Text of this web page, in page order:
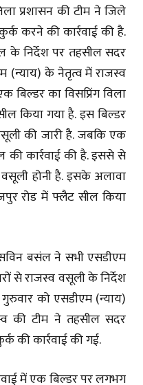
प्रशासन की टीम ने जिले
करने की कार्रवाई की है.
के निर्देश पर तहसील सदर
(न्याय) के नेतृत्व में राजस्व
बिल्डर का विसप्रिंग विला
किया गया है. इस बिल्डर
की जारी है. जबकि एक
की कार्रवाई की है. इससे से
होनी है. इसके अलावा
रोड में फ्लैट सील किया
बसंल ने सभी एसडीएम
से राजस्व वसूली के निर्देश
को एसडीएम (न्याय)
की टीम ने तहसील सदर
की कार्रवाई की गई.
में एक बिल्डर पर लगभग